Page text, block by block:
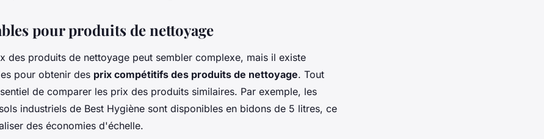
pour produits de nettoyage
des produits de nettoyage peut sembler complexe, mais il existe
pour obtenir des prix compétitifs des produits de nettoyage. Tout
de comparer les prix des produits similaires. Par exemple, les
industriels de Best Hygiène sont disponibles en bidons de 5 litres, ce
des économies d'échelle.